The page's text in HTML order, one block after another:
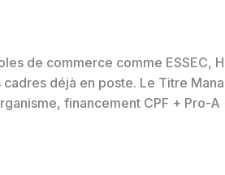
de commerce comme ESSEC,
cadres déjà en poste. Le Titre
financement CPF + Pro-